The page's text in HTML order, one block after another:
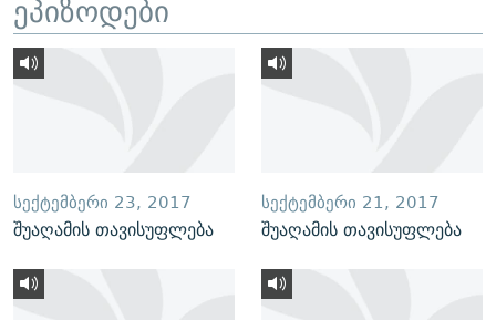
ეპიზოდები
ᲡᲔᲥᲢᲔᲛᲑᲔᲠᲘ 23, 2017
შუაღამის თავისუფლება
ᲡᲔᲥᲢᲔᲛᲑᲔᲠᲘ 21, 2017
შუაღამის თავისუფლება